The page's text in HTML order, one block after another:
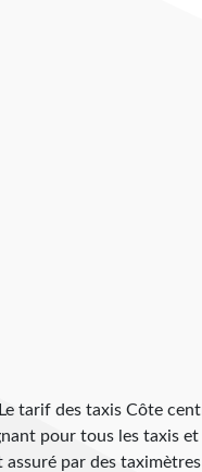
tarif des taxis Côte
pour tous les taxis
par des